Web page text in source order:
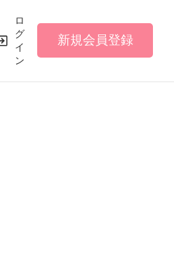
ロ
グ
イ
ン
新規会員登録